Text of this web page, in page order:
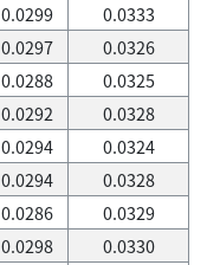
0.0299
0.0333
0.0297
0.0326
0.0288
0.0325
0.0292
0.0328
0.0294
0.0324
0.0294
0.0328
0.0286
0.0329
0.0298
0.0330